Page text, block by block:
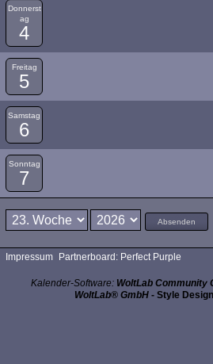
Donnerst
ag
4
Freitag
5
Samstag
6
Sonntag
7
Absenden
Impressum Partnerboard: Perfect Purple
Kalender-Software: WoltLab Community
WoltLab® GmbH